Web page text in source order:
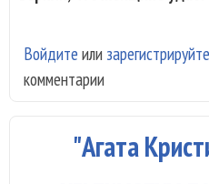
Войдите или
комментарии
"Агата